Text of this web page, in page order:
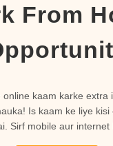
From
online kaam karke extra
Is kaam ke liye kisi
Sirf mobile aur internet